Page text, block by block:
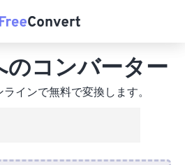
のコンバーター
ラインで無料で変換します。